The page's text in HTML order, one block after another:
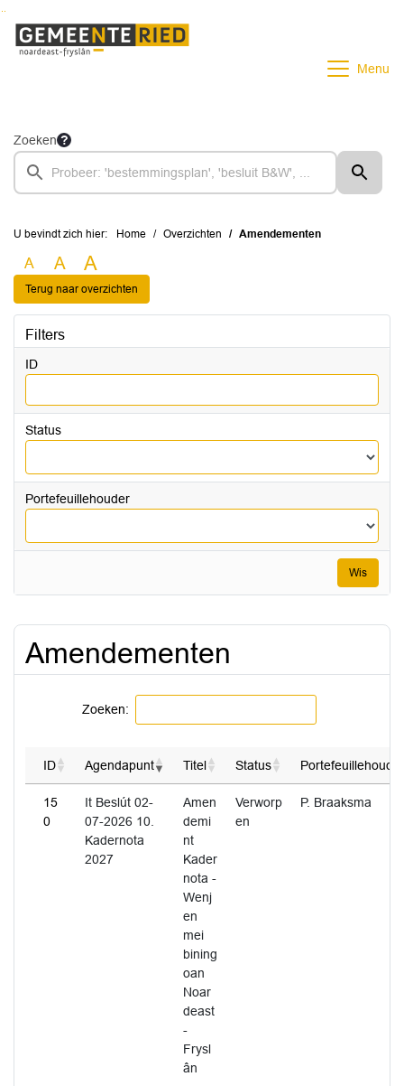
Menu
Zoeken
U bevindt zich hier: Home Overzichten Amendementen
A A A
Terug naar overzichten
Filters
ID
Status
Portefeuillehouder
Wis
Amendementen
Zoeken:
ID Agendapunt Titel Status Portefeuillehouder
15
0
It Beslút 02-
07-2026 10.
Kadernota
2027
Amen
demi
nt
Kader
nota -
Wenj
en
mei
bining
oan
Noar
deast
-
Frysl
ân
Verworp
en
P. Braaksma